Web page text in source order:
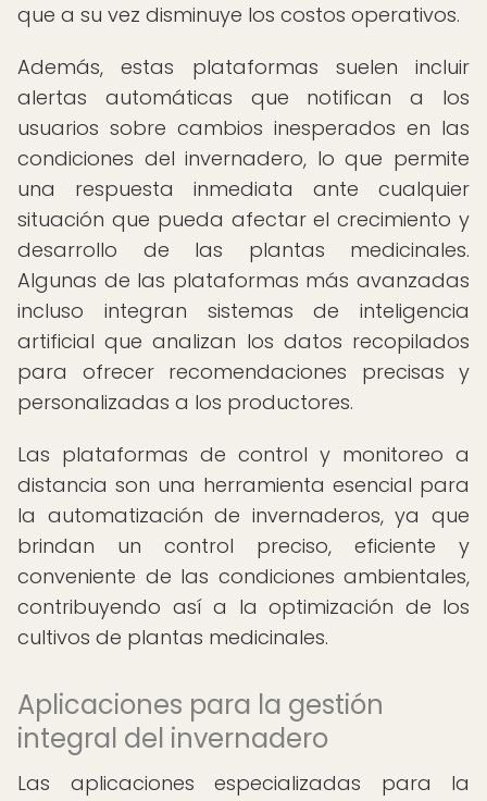
que a su vez disminuye los costos operativos.
Además, estas plataformas suelen incluir
alertas automáticas que notifican a los
usuarios sobre cambios inesperados en las
condiciones del invernadero, lo que permite
una respuesta inmediata ante cualquier
situación que pueda afectar el crecimiento y
desarrollo de las plantas medicinales.
Algunas de las plataformas más avanzadas
incluso integran sistemas de inteligencia
artificial que analizan los datos recopilados
para ofrecer recomendaciones precisas y
personalizadas a los productores.
Las plataformas de control y monitoreo a
distancia son una herramienta esencial para
la automatización de invernaderos, ya que
brindan un control preciso, eficiente y
conveniente de las condiciones ambientales,
contribuyendo así a la optimización de los
cultivos de plantas medicinales.
Aplicaciones para la gestión
integral del invernadero
Las aplicaciones especializadas para la